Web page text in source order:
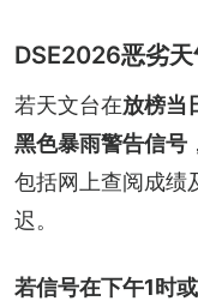
DSE2026恶劣
若天文台在放榜当
黑色暴雨警告信号
包括网上查阅成绩
迟。
若信号在下午1时